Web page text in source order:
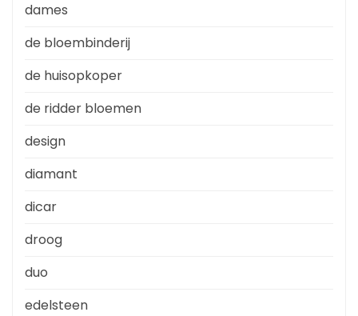
dames
de bloembinderij
de huisopkoper
de ridder bloemen
design
diamant
dicar
droog
duo
edelsteen